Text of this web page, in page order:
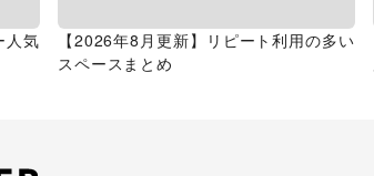
人気
【2026年8月更新】リピート利用の多い
スペースまとめ